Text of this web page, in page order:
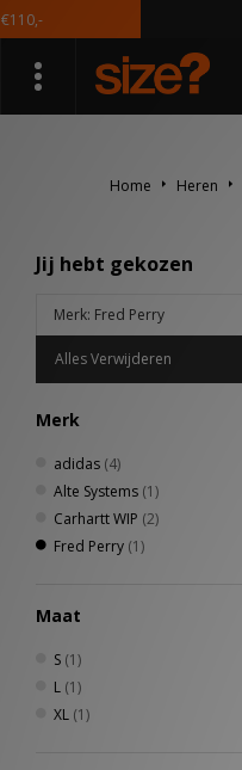
Home Heren
Jij hebt gekozen
Merk: Fred Perry
Alles Verwijderen
Merk
adidas (4)
Alte Systems (1)
Carhartt WIP (2)
Fred Perry (1)
Maat
S (1)
L (1)
XL (1)